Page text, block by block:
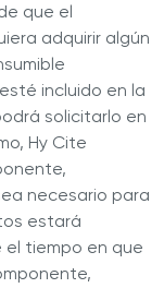
que el
adquirir algún
incluido en la
solicitarlo en
Hy Cite
necesario para
estará
el tiempo en que